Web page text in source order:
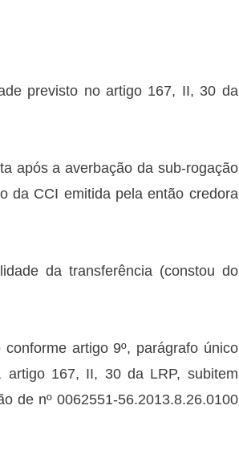
previsto no artigo 167, II, 30 da
após a averbação da sub-rogação
da CCI emitida pela então credora
da transferência (constou do
artigo 9º, parágrafo único
artigo 167, II, 30 da LRP, subitem
de nº 0062551-56.2013.8.26.0100